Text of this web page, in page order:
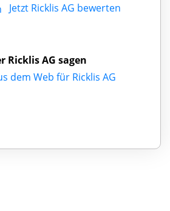
Jetzt Ricklis AG bewerten
Ricklis AG sagen
dem Web für Ricklis AG